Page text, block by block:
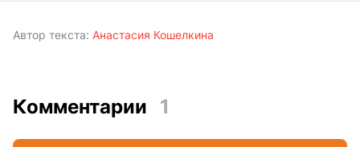
Автор текста: Анастасия Кошелкина
Комментарии 1